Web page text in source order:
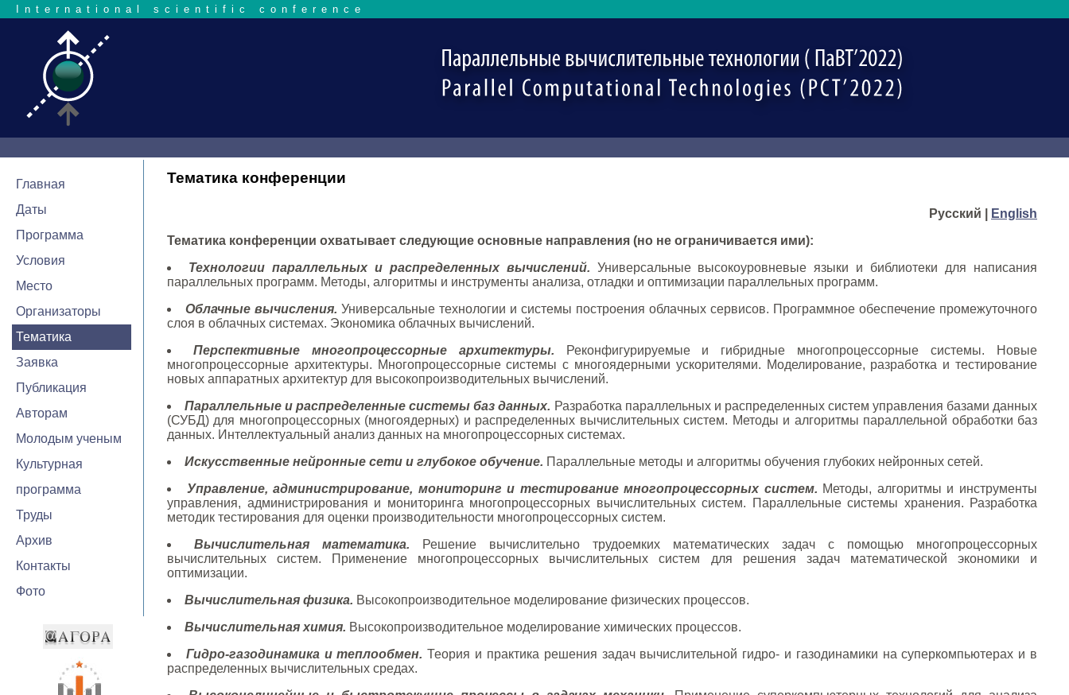
International scientific conference
Главная
Даты
Программа
Условия
Место
Организаторы
Тематика
Заявка
Публикация
Авторам
Молодым ученым
Культурная
программа
Труды
Архив
Контакты
Фото
Тематика конференции
Русский |
English
Тематика конференции охватывает следующие основные направления (но не ограничивается ими):
Технологии параллельных и распределенных вычислений. Универсальные высокоуровневые языки и библиотеки для написания
параллельных программ. Методы, алгоритмы и инструменты анализа, отладки и оптимизации параллельных программ.
Облачные вычисления. Универсальные технологии и системы построения облачных сервисов. Программное обеспечение промежуточного
слоя в облачных системах. Экономика облачных вычислений.
Перспективные многопроцессорные архитектуры. Реконфигурируемые и гибридные многопроцессорные системы. Новые
многопроцессорные архитектуры. Многопроцессорные системы с многоядерными ускорителями. Моделирование, разработка и тестирование
новых аппаратных архитектур для высокопроизводительных вычислений.
Параллельные и распределенные системы баз данных. Разработка параллельных и распределенных систем управления базами данных
(СУБД) для многопроцессорных (многоядерных) и распределенных вычислительных систем. Методы и алгоритмы параллельной обработки баз
данных. Интеллектуальный анализ данных на многопроцессорных системах.
Искусственные нейронные сети и глубокое обучение. Параллельные методы и алгоритмы обучения глубоких нейронных сетей.
Управление, администрирование, мониторинг и тестирование многопроцессорных систем. Методы, алгоритмы и инструменты
управления, администрирования и мониторинга многопроцессорных вычислительных систем. Параллельные системы хранения. Разработка
методик тестирования для оценки производительности многопроцессорных систем.
Вычислительная математика. Решение вычислительно трудоемких математических задач с помощью многопроцессорных
вычислительных систем. Применение многопроцессорных вычислительных систем для решения задач математической экономики и
оптимизации.
Вычислительная физика. Высокопроизводительное моделирование физических процессов.
Вычислительная химия. Высокопроизводительное моделирование химических процессов.
Гидро-газодинамика и теплообмен. Теория и практика решения задач вычислительной гидро- и газодинамики на суперкомпьютерах и в
распределенных вычислительных средах.